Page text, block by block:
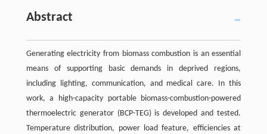
Abstract
Generating electricity from biomass combustion is an essential
means of supporting basic demands in deprived regions,
including lighting, communication, and medical care. In this
work, a high-capacity portable biomass-combustion-powered
thermoelectric generator (BCP-TEG) is developed and tested.
Temperature distribution, power load feature, efficiencies at